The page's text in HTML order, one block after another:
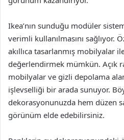
Ikea’nın sunduğu modüler
verimli kullanılmasını sağlıyor.
akıllıca tasarlanmış mobilyalar
değerlendirmek mümkün. Açık
mobilyalar ve gizli depolama
işlevselliği bir arada sunuyor.
dekorasyonunuzda hem düzen
görünüm elde edebilirsiniz.